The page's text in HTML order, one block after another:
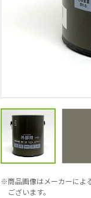
商品画像はメーカーによ
ございます。